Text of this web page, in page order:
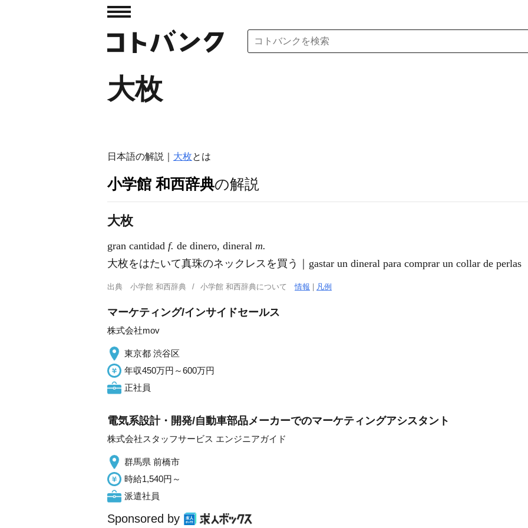
大枚
日本語の解説｜ 大枚とは
小学館 和西辞典の解説
大枚
gran cantidad f. de dinero, dineral m.
大枚をはたいて真珠のネックレスを買う｜gastar un dineral para comprar un collar de perlas
出典 小学館 和西辞典 小学館 和西辞典について情報 凡例
マーケティング/インサイドセールス
株式会社mov
東京都 渋谷区
年収450万円～600万円
正社員
電気系設計・開発/自動車部品メーカーでのマーケティングアシスタント
株式会社スタッフサービス エンジニアガイド
群馬県 前橋市
時給1,540円～
派遣社員
Sponsored by